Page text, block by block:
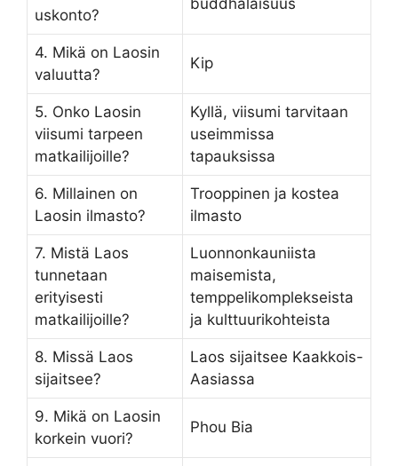
uskonto?
buddhalaisuus
4. Mikä on Laosin
valuutta?
Kip
5. Onko Laosin
viisumi tarpeen
matkailijoille?
Kyllä, viisumi tarvitaan
useimmissa
tapauksissa
6. Millainen on
Laosin ilmasto?
Trooppinen ja kostea
ilmasto
7. Mistä Laos
tunnetaan
erityisesti
matkailijoille?
Luonnonkauniista
maisemista,
temppelikomplekseista
ja kulttuurikohteista
8. Missä Laos
sijaitsee?
Laos sijaitsee Kaakkois-
Aasiassa
9. Mikä on Laosin
korkein vuori?
Phou Bia